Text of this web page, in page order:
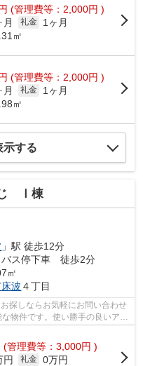
(管理費等：2,000円 )
月 礼金
1ヶ月
㎡
(管理費等：2,000円 )
月 礼金
1ヶ月
㎡
示する
じ Ⅰ棟
」駅 徒歩12分
バス停下車 徒歩2分
㎡
床波 ４丁目
探しならお気軽にお問い合わせ
物件です。使い勝手の良いアパ
(管理費等：3,000円 )
円 礼金 0万円